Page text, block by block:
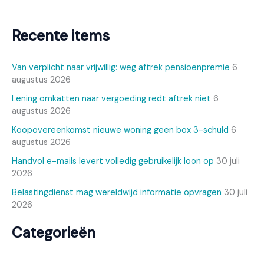
Recente items
Van verplicht naar vrijwillig: weg aftrek pensioenpremie 6
augustus 2026
Lening omkatten naar vergoeding redt aftrek niet 6
augustus 2026
Koopovereenkomst nieuwe woning geen box 3-schuld 6
augustus 2026
Handvol e-mails levert volledig gebruikelijk loon op 30 juli
2026
Belastingdienst mag wereldwijd informatie opvragen 30 juli
2026
Categorieën